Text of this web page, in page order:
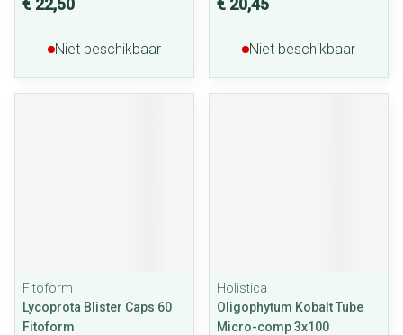
€ 22,50
Niet beschikbaar
€ 20,45
Niet beschikbaar
Fitoform
Lycoprota Blister Caps 60
Fitoform
Holistica
Oligophytum Kobalt Tube
Micro-comp 3x100